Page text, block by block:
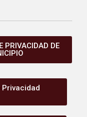
PRIVACIDAD DE
Privacidad